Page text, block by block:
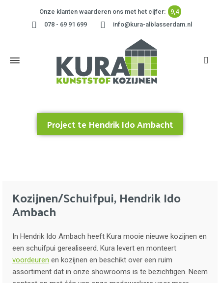
Onze klanten waarderen ons met het cijfer:
9,4
078 - 69 91 699
info@kura-alblasserdam.nl
Project te Hendrik Ido Ambacht
Kozijnen/Schuifpui, Hendrik Ido
Ambach
In Hendrik Ido Ambach heeft Kura mooie nieuwe kozijnen en
een schuifpui gerealiseerd. Kura levert en monteert
voordeuren en kozijnen en beschikt over een ruim
assortiment dat in onze showrooms is te bezichtigen. Neem